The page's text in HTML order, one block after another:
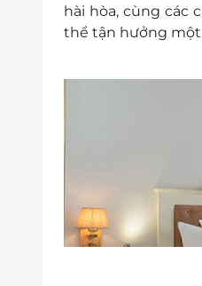
hài hòa, cùng các
thể tận hưởng một